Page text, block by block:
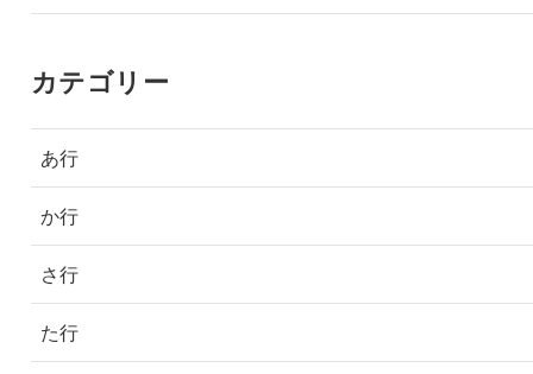
カテゴリー
あ行
か行
さ行
た行